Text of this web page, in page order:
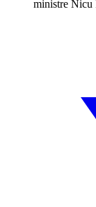
ministre Nicu